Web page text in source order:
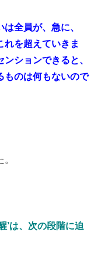
全員が、急に、
れを超えていきま
ションできると、
ものは何もないので
’は、次の段階に迫